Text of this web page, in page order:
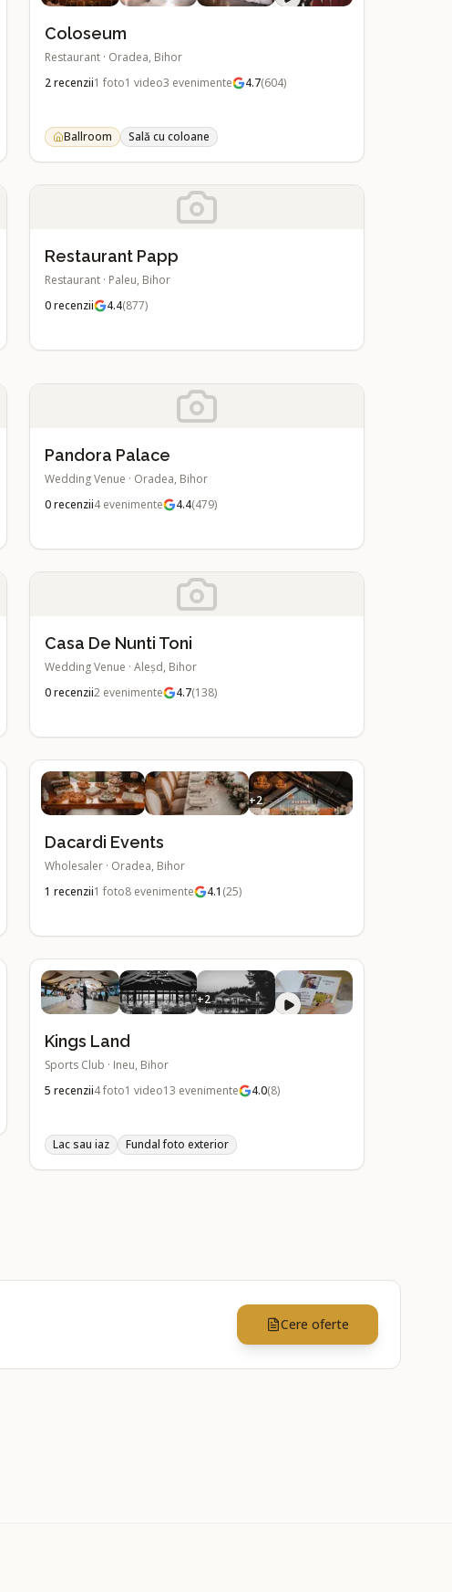
Coloseum
Restaurant · Oradea, Bihor
2recenzii1 foto1 video3 evenimente 4.7(604)
Ballroom Sală cu coloane
Restaurant Papp
Restaurant · Paleu, Bihor
0recenzii 4.4(877)
Pandora Palace
Wedding Venue · Oradea, Bihor
0recenzii4evenimente 4.4(479)
Casa De Nunti Toni
Wedding Venue · Aleșd, Bihor
0recenzii2 evenimente 4.7(138)
+2
Dacardi Events
Wholesaler · Oradea, Bihor
1 recenzii1 foto8 evenimente 4.1 (25)
+2
Kings Land
Sports Club · Ineu, Bihor
5 recenzii4foto1 video13 evenimente 4.0(8)
Lac sau iaz Fundal foto exterior
Cere oferte